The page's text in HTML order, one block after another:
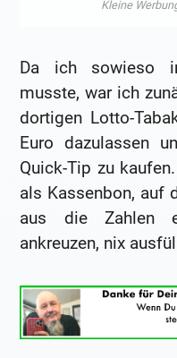
Da ich sowieso
musste, war ich
dortigen Lotto-
Euro dazulassen
Quick-Tip zu
als Kassenbon, auf
aus die Zahlen
ankreuzen, nix